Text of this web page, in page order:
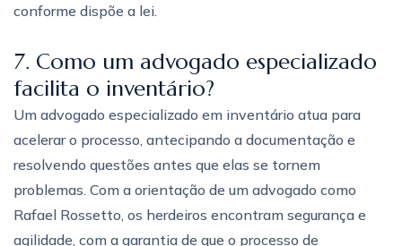
conforme dispõe a lei.
7. Como um advogado especializado
facilita o inventário?
Um advogado especializado em inventário atua para
acelerar o processo, antecipando a documentação e
resolvendo questões antes que elas se tornem
problemas. Com a orientação de um advogado como
Rafael Rossetto, os herdeiros encontram segurança e
agilidade, com a garantia de que o processo de